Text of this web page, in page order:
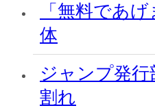
「無料であ
体
ジャンプ発行
割れ